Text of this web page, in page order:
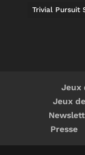
Trivial Pursuit
Jeux
Jeux
Presse